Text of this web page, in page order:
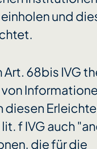
und
68bis IVG
diesen
f IVG auch
die für die